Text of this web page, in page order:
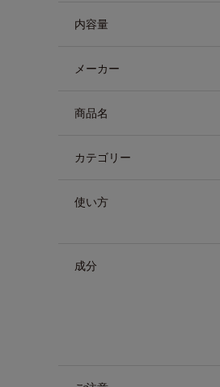
内容量
メーカー
商品名
カテゴリー
使い方
成分